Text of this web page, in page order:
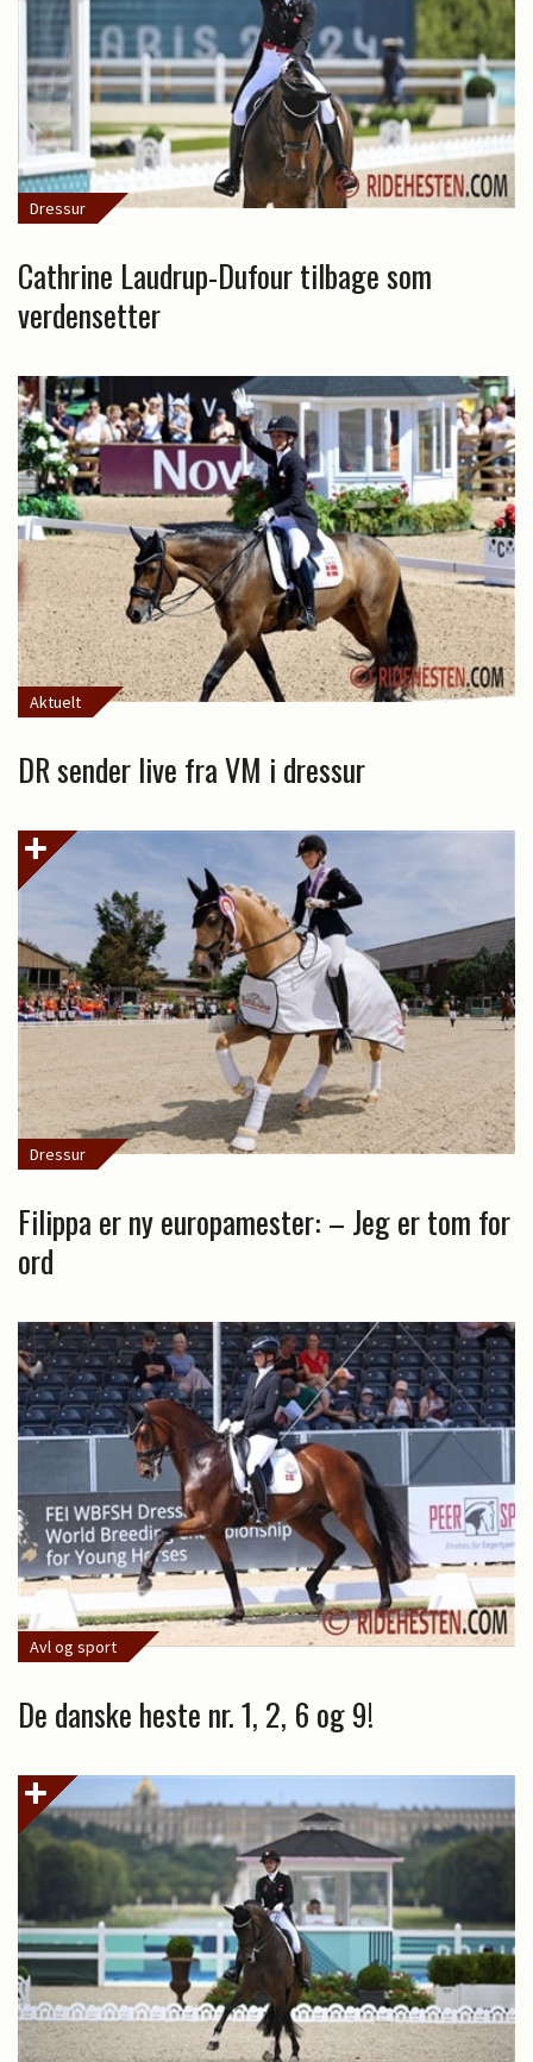
Dressur
Cathrine Laudrup-Dufour tilbage som
verdensetter
Aktuelt
DR sender live fra VM i dressur
Dressur
Filippa er ny europamester: – Jeg er tom for
ord
Avl og sport
De danske heste nr. 1, 2, 6 og 9!